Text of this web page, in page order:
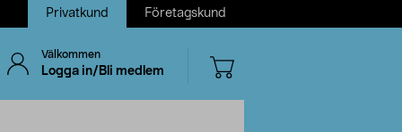
Privatkund Företagskund
Välkommen
Logga in/Bli medlem